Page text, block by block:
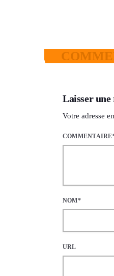
Laisser une
Votre adresse
NOM*
URL